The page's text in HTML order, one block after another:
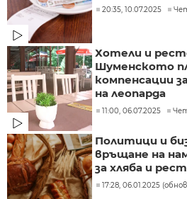
20:35, 10.07.2025
Хотели и
Шуменското
компенсации
на леопарда
11:00, 06.07.2025
Политици и
връщане на
за хляба и
17:28, 06.01.2025